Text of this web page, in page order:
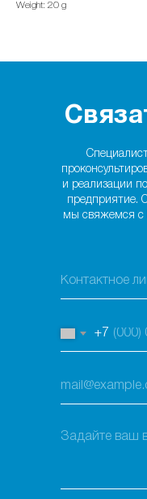
Weight: 20 g
и реализации
предприятие.
мы свяжемся с
+7